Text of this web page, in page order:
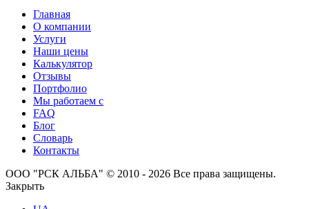
Главная
О компании
Услуги
Наши цены
Калькулятор
Отзывы
Портфолио
Мы работаем с
FAQ
Блог
Словарь
Контакты
ООО "РСК АЛЬБА" © 2010 - 2026 Все права защищены.
Закрыть